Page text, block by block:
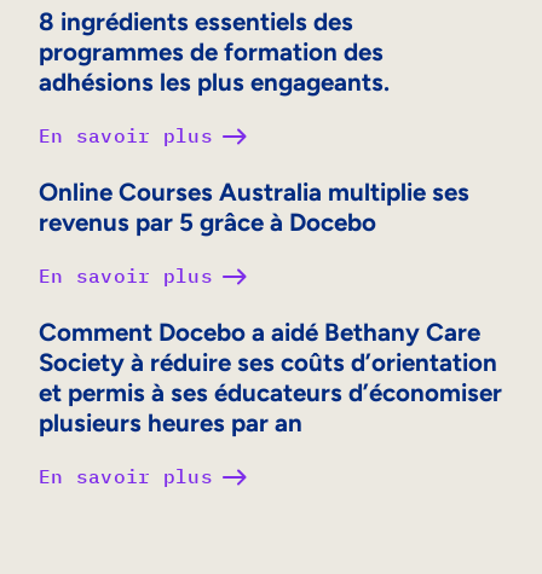
8 ingrédients essentiels des
programmes de formation des
adhésions les plus engageants.
En savoir plus
Online Courses Australia multiplie ses
revenus par 5 grâce à Docebo
En savoir plus
Comment Docebo a aidé Bethany Care
Society à réduire ses coûts d’orientation
et permis à ses éducateurs d’économiser
plusieurs heures par an
En savoir plus